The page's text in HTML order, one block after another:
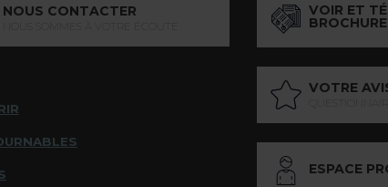
NOUS CONTACTER VOIR ET
VOTRE
ESPACE